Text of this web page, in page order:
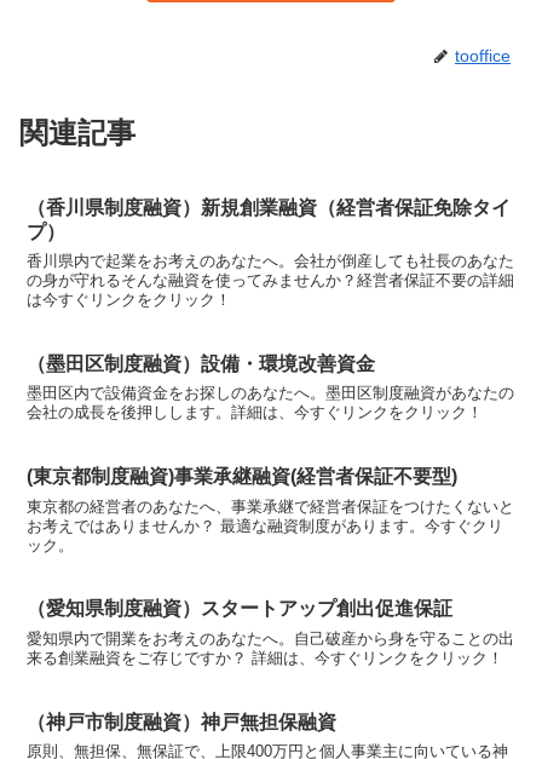
tooffice
関連記事
（香川県制度融資）新規創業融資（経営者保証免除タイ
プ）
香川県内で起業をお考えのあなたへ。会社が倒産しても社長のあなた
の身が守れるそんな融資を使ってみませんか？経営者保証不要の詳細
は今すぐリンクをクリック！
（墨田区制度融資）設備・環境改善資金
墨田区内で設備資金をお探しのあなたへ。墨田区制度融資があなたの
会社の成長を後押しします。詳細は、今すぐリンクをクリック！
(東京都制度融資)事業承継融資(経営者保証不要型)
東京都の経営者のあなたへ、事業承継で経営者保証をつけたくないと
お考えではありませんか？ 最適な融資制度があります。今すぐクリ
ック。
（愛知県制度融資）スタートアップ創出促進保証
愛知県内で開業をお考えのあなたへ。自己破産から身を守ることの出
来る創業融資をご存じですか？ 詳細は、今すぐリンクをクリック！
（神戸市制度融資）神戸無担保融資
原則、無担保、無保証で、上限400万円と個人事業主に向いている神